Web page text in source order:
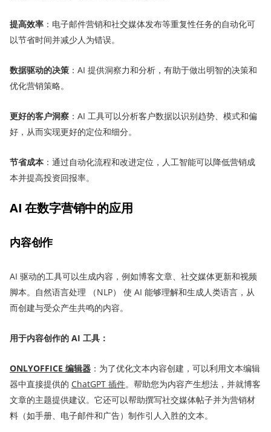
提高效率 ：电子邮件营销和社交媒体发布等重复性任务的自动化可
以节省时间并减少人为错误。
数据驱动的决策 ：AI 提供洞察力和分析，有助于做出明智的决策和
优化营销策略。
更好的客户洞察 ：AI 工具可以分析客户数据以识别趋势、模式和偏
好，从而实现更好的定位和细分。
节省成本 ：通过自动化流程和改进定位，人工智能可以降低营销成
本并提高投资回报率。
AI 在数字营销中的应用
内容创作
AI 驱动的工具可以生成内容，例如博客文章、社交媒体更新和视频
脚本。自然语言处理 （NLP） 使 AI 能够理解和生成人类语言，从
而创建与受众产生共鸣的内容。
用于内容创作的 AI 工具：
ONLYOFFICE 编辑器 ：为了优化文本内容创建，可以利用文本编辑
器中直接提供的 ChatGPT 插件。帮助您为内容产生想法，并就博客
文章的主题提供建议。它还可以帮助撰写社交媒体帖子并为营销材
料（如手册、电子邮件和广告）制作引人入胜的文本。